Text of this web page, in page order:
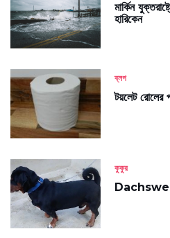
মার্কিন
হারিকেন
ব্লগ
টয়লেট রোলের
কুকুর